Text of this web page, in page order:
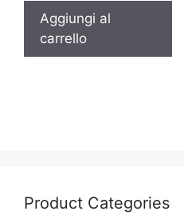
Aggiungi al
carrello
Product Categories